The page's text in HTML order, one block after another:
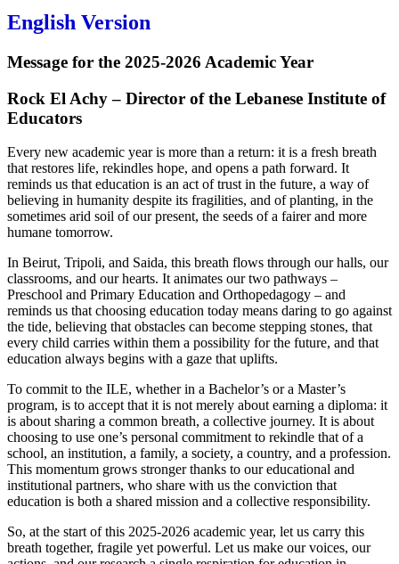
English Version
Message for the 2025-2026 Academic Year
Rock El Achy – Director of the Lebanese Institute of
Educators
Every new academic year is more than a return: it is a fresh breath
that restores life, rekindles hope, and opens a path forward. It
reminds us that education is an act of trust in the future, a way of
believing in humanity despite its fragilities, and of planting, in the
sometimes arid soil of our present, the seeds of a fairer and more
humane tomorrow.
In Beirut, Tripoli, and Saida, this breath flows through our halls, our
classrooms, and our hearts. It animates our two pathways –
Preschool and Primary Education and Orthopedagogy – and
reminds us that choosing education today means daring to go against
the tide, believing that obstacles can become stepping stones, that
every child carries within them a possibility for the future, and that
education always begins with a gaze that uplifts.
To commit to the ILE, whether in a Bachelor’s or a Master’s
program, is to accept that it is not merely about earning a diploma: it
is about sharing a common breath, a collective journey. It is about
choosing to use one’s personal commitment to rekindle that of a
school, an institution, a family, a society, a country, and a profession.
This momentum grows stronger thanks to our educational and
institutional partners, who share with us the conviction that
education is both a shared mission and a collective responsibility.
So, at the start of this 2025-2026 academic year, let us carry this
breath together, fragile yet powerful. Let us make our voices, our